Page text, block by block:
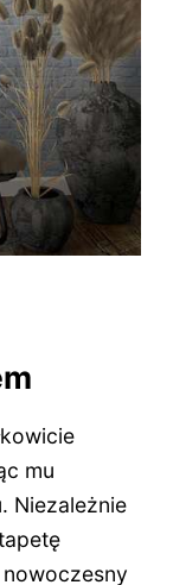
mu
Niezależnie